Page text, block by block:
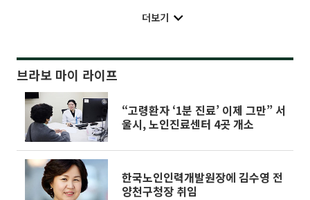
더보기
브라보 마이 라이프
“고령환자 ‘1분 진료’ 이제 그만” 서
울시, 노인진료센터 4곳 개소
한국노인인력개발원장에 김수영 전
양천구청장 취임